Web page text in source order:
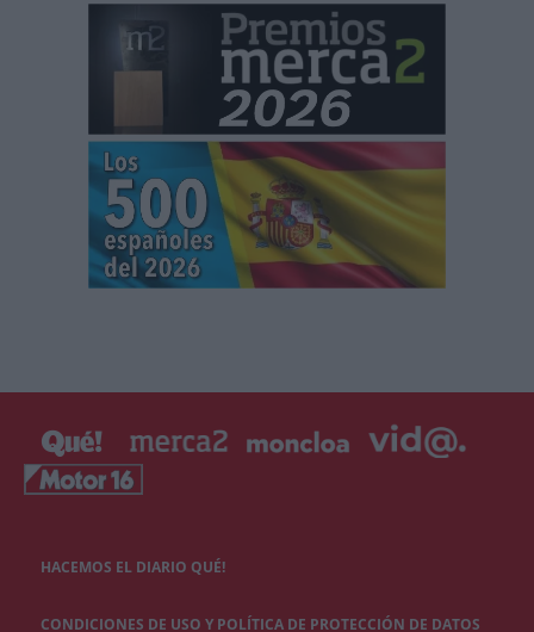
HACEMOS EL DIARIO QUÉ!
CONDICIONES DE USO Y POLÍTICA DE PROTECCIÓN DE DATOS